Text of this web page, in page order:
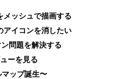
ッシュで描画する
イコンを消したい
問題を解決する
ーを見る
ップ誕生〜